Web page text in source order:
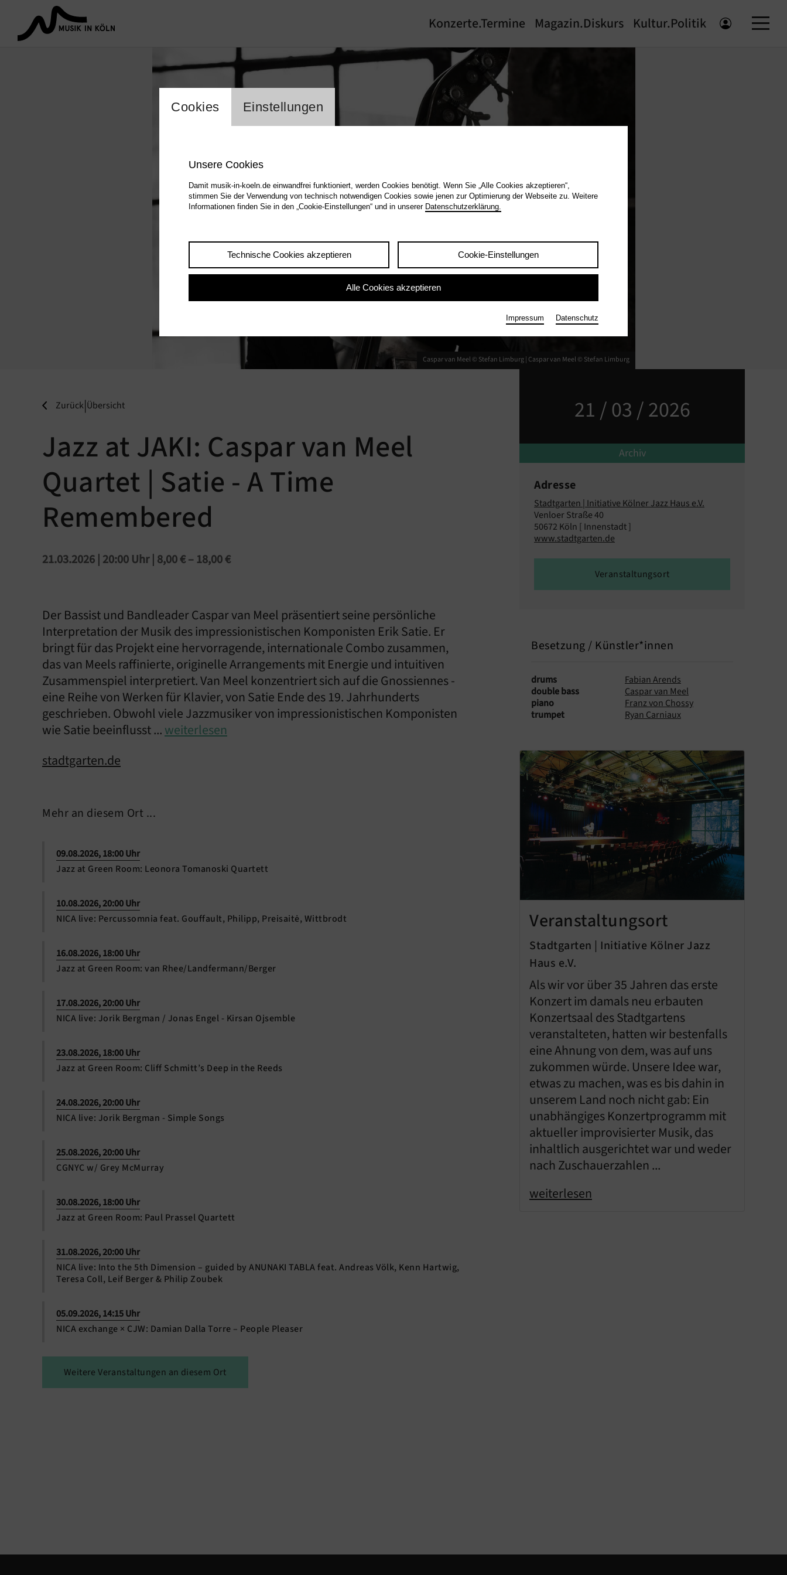
Einstellung Cookienbanner
Cookies Einstellungen
Unsere Cookies
Damit musik-in-koeln.de einwandfrei funktioniert, werden Cookies benötigt. Wenn Sie „Alle Cookies akzeptieren“,
stimmen Sie der Verwendung von technisch notwendigen Cookies sowie jenen zur Optimierung der Webseite zu. Weitere
Informationen finden Sie in den „Cookie-Einstellungen“ und in unserer Datenschutzerklärung.
Technische Cookies akzeptieren Cookie-Einstellungen
Alle Cookies akzeptieren
Impressum Datenschutz
Konzerte.Termine Magazin.Diskurs Kultur.Politik
Caspar van Meel © Stefan Limburg | Caspar van Meel © Stefan Limburg
Zurück|Übersicht
Jazz at JAKI: Caspar van Meel
Quartet | Satie - A Time
Remembered
21.03.2026 | 20:00 Uhr| 8,00 € – 18,00 €
Der Bassist und Bandleader Caspar van Meel präsentiert seine persönliche
Interpretation der Musik des impressionistischen Komponisten Erik Satie. Er
bringt für das Projekt eine hervorragende, internationale Combo zusammen,
das van Meels raffinierte, originelle Arrangements mit Energie und intuitiven
Zusammenspiel interpretiert. Van Meel konzentriert sich auf die Gnossiennes -
eine Reihe von Werken für Klavier, von Satie Ende des 19. Jahrhunderts
geschrieben. Obwohl viele Jazzmusiker von impressionistischen Komponisten
wie Satie beeinflusst ...weiterlesen
stadtgarten.de
Mehr an diesem Ort ...
09.08.2026, 18:00 Uhr
Jazz at Green Room: Leonora Tomanoski Quartett
10.08.2026, 20:00 Uhr
NICA live: Percussomnia feat. Gouffault, Philipp, Preisaitė, Wittbrodt
16.08.2026, 18:00 Uhr
Jazz at Green Room: van Rhee/Landfermann/Berger
17.08.2026, 20:00 Uhr
NICA live: Jorik Bergman / Jonas Engel - Kirsan Ojsemble
23.08.2026, 18:00 Uhr
Jazz at Green Room: Cliff Schmitt’s Deep in the Reeds
24.08.2026, 20:00 Uhr
NICA live: Jorik Bergman - Simple Songs
25.08.2026, 20:00 Uhr
CGNYC w/ Grey McMurray
30.08.2026, 18:00 Uhr
Jazz at Green Room: Paul Prassel Quartett
31.08.2026, 20:00 Uhr
NICA live: Into the 5th Dimension – guided by ANUNAKI TABLA feat. Andreas Völk, Kenn Hartwig,
Teresa Coll, Leif Berger & Philip Zoubek
05.09.2026, 14:15 Uhr
NICA exchange × CJW: Damian Dalla Torre – People Pleaser
Weitere Veranstaltungen an diesem Ort
21 / 03 / 2026
Archiv
Adresse
Stadtgarten | Initiative Kölner Jazz Haus e.V.
Venloer Straße 40
50672 Köln [ Innenstadt ]
www.stadtgarten.de
Veranstaltungsort
Besetzung / Künstler*innen
drums
Fabian Arends
double bass
Caspar van Meel
piano
Franz von Chossy
trumpet
Ryan Carniaux
Veranstaltungsort
Stadtgarten | Initiative Kölner Jazz
Haus e.V.
Als wir vor über 35 Jahren das erste
Konzert im damals neu erbauten
Konzertsaal des Stadtgartens
veranstalteten, hatten wir bestenfalls
eine Ahnung von dem, was auf uns
zukommen würde. Unsere Idee war,
etwas zu machen, was es bis dahin in
unserem Land noch nicht gab: Ein
unabhängiges Konzertprogramm mit
aktueller improvisierter Musik, das
inhaltlich ausgerichtet war und weder
nach Zuschauerzahlen ...
weiterlesen